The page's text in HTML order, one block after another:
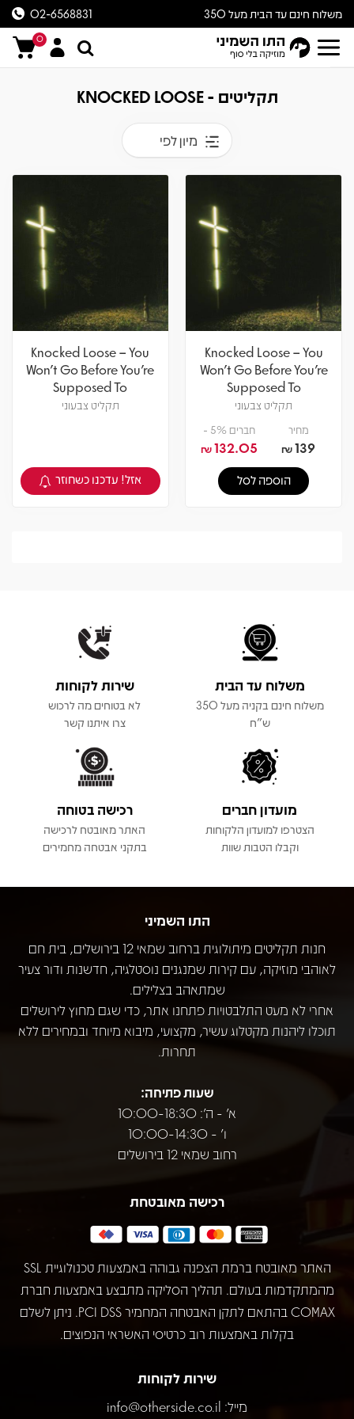
משלוח חינם עד הבית מעל 350
ש״ח
02-6568831
0
תקליטים - KNOCKED LOOSE
מיון לפי
Knocked Loose – You
Won't Go Before You're
Supposed To
תקליט צבעוני
מחיר
139
₪
חברים 5% -
132.05
₪
הוספה לסל
Knocked Loose – You
Won't Go Before You're
Supposed To
תקליט צבעוני
צפיה במוצר
אזל! עדכנו כשחוזר
משלוח עד הבית
משלוח חינם בקניה מעל 350
ש"ח
שירות לקוחות
לא בטוחים מה לרכוש
צרו איתנו קשר
מועדון חברים
הצטרפו למועדון הלקוחות
וקבלו הטבות שוות
רכישה בטוחה
האתר מאובטח לרכישה
בתקני אבטחה מחמירים
התו השמיני
חנות תקליטים מיתולוגית ברחוב שמאי 12 בירושלים, בית חם
לאוהבי מוזיקה, עם קירות שמנגנים נוסטלגיה, חדשנות ודור צעיר
שמתאהב בצלילים.
אחרי לא מעט התלבטויות פתחנו אתר, כדי שגם מחוץ לירושלים
תוכלו ליהנות מקטלוג עשיר, מקצועי, מיבוא מיוחד ובמחירים ללא
תחרות.
שעות פתיחה:
א' - ה': 10:00-18:30
ו' - 10:00-14:30
רחוב שמאי 12 בירושלים
רכישה מאובטחת
האתר מאובטח ברמת הצפנה גבוהה באמצעות טכנולוגיית SSL
מהמתקדמות בעולם. תהליך הסליקה מתבצע באמצעות חברת
COMAX בהתאם לתקן האבטחה המחמיר PCI DSS. ניתן לשלם
בקלות באמצעות רוב כרטיסי האשראי הנפוצים.
שירות לקוחות
מייל: info@otherside.co.il